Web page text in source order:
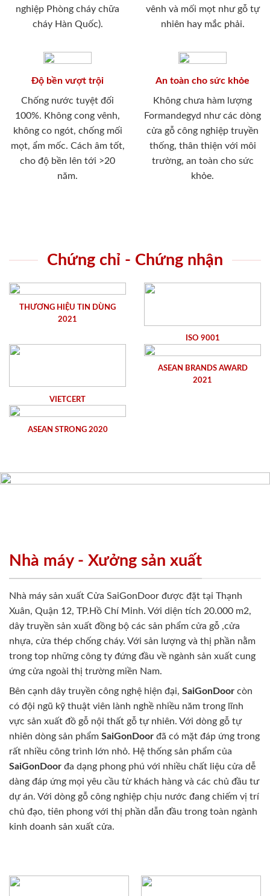
nghiệp Phòng cháy chữa
cháy Hàn Quốc).
vênh và mối mọt như gỗ tự
nhiên hay mắc phải.
Độ bền vượt trội
Chống nước tuyệt đối
100%. Không cong vênh,
không co ngót, chống mối
mọt, ẩm mốc. Cách âm tốt,
cho độ bền lên tới >20
năm.
An toàn cho sức khỏe
Không chưa hàm lượng
Formandegyd như các dòng
cửa gỗ công nghiệp truyền
thống, thân thiện với môi
trường, an toàn cho sức
khỏe.
Chứng chỉ - Chứng nhận
THƯƠNG HIỆU TIN DÙNG
2021
ISO 9001
VIETCERT
ASEAN BRANDS AWARD
2021
ASEAN STRONG 2020
Nhà máy - Xưởng sản xuất
Nhà máy sản xuất Cửa SaiGonDoor được đặt tại Thạnh
Xuân, Quận 12, TP.Hồ Chí Minh. Với diện tích 20.000 m2,
dây truyền sản xuất đồng bộ các sản phẩm cửa gỗ ,cửa
nhựa, cửa thép chống cháy. Với sản lượng và thị phần nằm
trong top những công ty đứng đầu về ngành sản xuất cung
ứng cửa ngoài thị trường miền Nam.
Bên cạnh dây truyền công nghệ hiện đại, SaiGonDoor còn
có đội ngũ kỹ thuật viên lành nghề nhiều năm trong lĩnh
vực sản xuất đồ gỗ nội thất gỗ tự nhiên. Với dòng gỗ tự
nhiên dòng sản phẩm SaiGonDoor đã có mặt đáp ứng trong
rất nhiều công trình lớn nhỏ. Hệ thống sản phẩm của
SaiGonDoor đa dạng phong phú với nhiều chất liệu cửa dễ
dàng đáp ứng mọi yêu cầu từ khách hàng và các chủ đầu tư
dự án. Với dòng gỗ công nghiệp chịu nước đang chiếm vị trí
chủ đạo, tiên phong với thị phần dẫn đầu trong toàn ngành
kinh doanh sản xuất cửa.